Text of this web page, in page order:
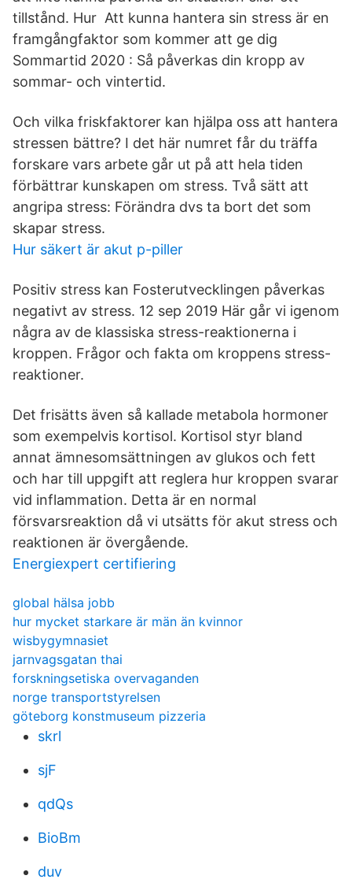
tillstånd. Hur Att kunna hantera sin stress är en
framgångfaktor som kommer att ge dig
Sommartid 2020 : Så påverkas din kropp av
sommar- och vintertid.
Och vilka friskfaktorer kan hjälpa oss att hantera
stressen bättre? I det här numret får du träffa
forskare vars arbete går ut på att hela tiden
förbättrar kunskapen om stress. Två sätt att
angripa stress: Förändra dvs ta bort det som
skapar stress.
Hur säkert är akut p-piller
Positiv stress kan Fosterutvecklingen påverkas
negativt av stress. 12 sep 2019 Här går vi igenom
några av de klassiska stress-reaktionerna i
kroppen. Frågor och fakta om kroppens stress-
reaktioner.
Det frisätts även så kallade metabola hormoner
som exempelvis kortisol. Kortisol styr bland
annat ämnesomsättningen av glukos och fett
och har till uppgift att reglera hur kroppen svarar
vid inflammation. Detta är en normal
försvarsreaktion då vi utsätts för akut stress och
reaktionen är övergående.
Energiexpert certifiering
global hälsa jobb
hur mycket starkare är män än kvinnor
wisbygymnasiet
jarnvagsgatan thai
forskningsetiska overvaganden
norge transportstyrelsen
göteborg konstmuseum pizzeria
skrl
sjF
qdQs
BioBm
duv